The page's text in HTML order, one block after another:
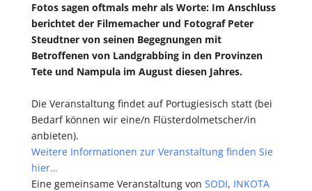
Fotos sagen oftmals mehr als Worte: Im Anschluss
berichtet der Filmemacher und Fotograf Peter
Steudtner von seinen Begegnungen mit
Betroffenen von Landgrabbing in den Provinzen
Tete und Nampula im August diesen Jahres.
Die Veranstaltung findet auf Portugiesisch statt (bei
Bedarf können wir eine/n Flüsterdolmetscher/in
anbieten).
Weitere Informationen zur Veranstaltung finden Sie
hier…
Eine gemeinsame Veranstaltung von SODI, INKOTA